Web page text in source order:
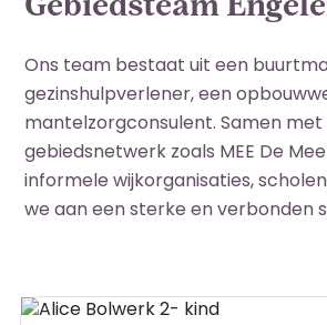
Ons team bestaat uit een
gezinshulpverlener, een
mantelzorgconsulent. Samen
gebiedsnetwerk zoals MEE De
informele wijkorganisaties,
we aan een sterke en verbonden